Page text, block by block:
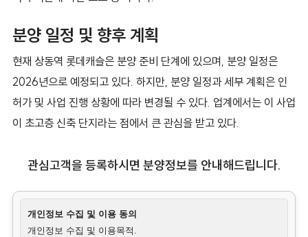
분양 일정 및 향후 계획
현재 상동역 롯데캐슬은 분양 준비 단계에 있으며, 분양 일정은
2026년으로 예정되고 있다. 하지만, 분양 일정과 세부 계획은 인
허가 및 사업 진행 상황에 따라 변경될 수 있다. 업계에서는 이 사업
이 초고층 신축 단지라는 점에서 큰 관심을 받고 있다.
관심고객을 등록하시면 분양정보를 안내해드립니다.
개인정보 수집 및 이용 동의
개인정보 수집 및 이용목적.